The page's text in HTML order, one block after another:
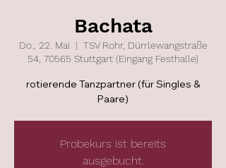
Bachata
Do., 22. Mai
  |
TSV Rohr, Dürrlewangstraße
54, 70565 Stuttgart (Eingang Festhalle)
rotierende Tanzpartner (für Singles &
Paare)
Probekurs ist bereits
ausgebucht.